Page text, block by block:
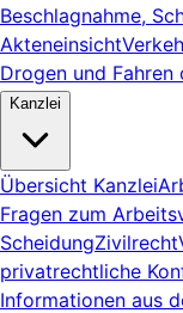
Beschlagnahme,
Akteneinsicht
Drogen und Fahren
Kanzlei
Übersicht Kanzlei
Fragen zum
ScheidungZivilrecht
privatrechtliche
Informationen aus